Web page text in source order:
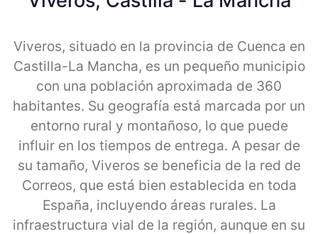
Viveros, situado en la provincia de Cuenca en
Castilla-La Mancha, es un pequeño municipio
con una población aproximada de 360
habitantes. Su geografía está marcada por un
entorno rural y montañoso, lo que puede
influir en los tiempos de entrega. A pesar de
su tamaño, Viveros se beneficia de la red de
Correos, que está bien establecida en toda
España, incluyendo áreas rurales. La
infraestructura vial de la región, aunque en su